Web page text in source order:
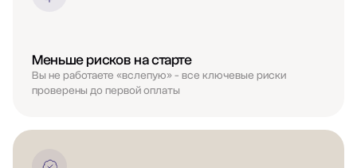
Меньше рисков на старте
Вы не работаете «вслепую» - все ключевые риски
проверены до первой оплаты